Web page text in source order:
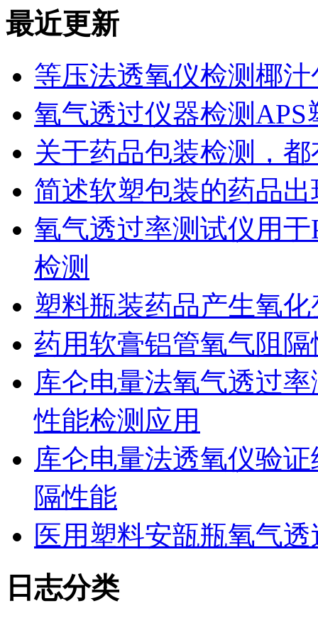
最近更新
等压法透氧仪检测椰
氧气透过仪器检测
关于药品包装检测，
简述软塑包装的药品
氧气透过率测试仪用
检测
塑料瓶装药品产生氧
药用软膏铝管氧气阻
库仑电量法氧气透过
性能检测应用
库仑电量法透氧仪验
隔性能
医用塑料安瓿瓶氧气
日志分类